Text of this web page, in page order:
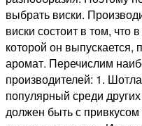
выбрать виски.
виски состоит в том, что
которой он выпускается,
аромат. Перечислим
производителей: 1.
популярный среди
должен быть с